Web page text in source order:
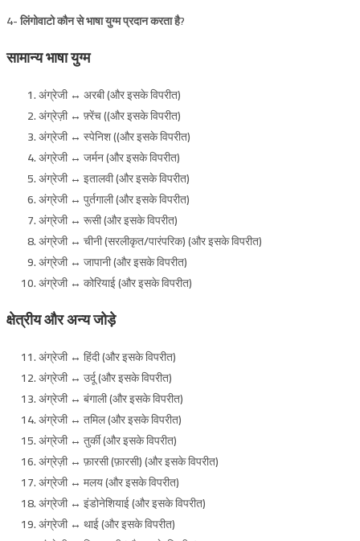
4-लिंगोवाटो कौन से भाषा युग्म प्रदान करता है?
सामान्य भाषा युग्म
अंग्रेजी ↔ अरबी (और इसके विपरीत)
अंग्रेज़ी ↔ फ़्रेंच ((और इसके विपरीत)
अंग्रेजी ↔ स्पेनिश ((और इसके विपरीत)
अंग्रेजी ↔ जर्मन (और इसके विपरीत)
अंग्रेजी ↔ इतालवी (और इसके विपरीत)
अंग्रेजी ↔ पुर्तगाली (और इसके विपरीत)
अंग्रेजी ↔ रूसी (और इसके विपरीत)
अंग्रेजी ↔ चीनी (सरलीकृत/पारंपरिक) (और इसके विपरीत)
अंग्रेजी ↔ जापानी (और इसके विपरीत)
अंग्रेजी ↔ कोरियाई (और इसके विपरीत)
क्षेत्रीय और अन्य जोड़े
अंग्रेजी ↔ हिंदी (और इसके विपरीत)
अंग्रेजी ↔ उर्दू (और इसके विपरीत)
अंग्रेजी ↔ बंगाली (और इसके विपरीत)
अंग्रेजी ↔ तमिल (और इसके विपरीत)
अंग्रेजी ↔ तुर्की (और इसके विपरीत)
अंग्रेज़ी ↔ फ़ारसी (फ़ारसी) (और इसके विपरीत)
अंग्रेजी ↔ मलय (और इसके विपरीत)
अंग्रेजी ↔ इंडोनेशियाई (और इसके विपरीत)
अंग्रेजी ↔ थाई (और इसके विपरीत)